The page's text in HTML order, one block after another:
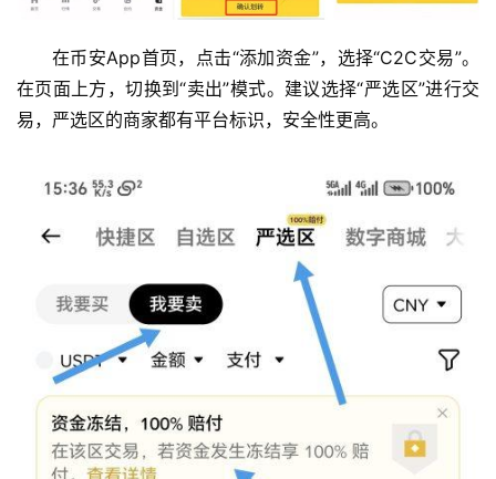
在币安App首页，点击“添加资金”，选择“C2C交易”。
在页面上方，切换到“卖出”模式。建议选择“严选区”进行交
易，严选区的商家都有平台标识，安全性更高。